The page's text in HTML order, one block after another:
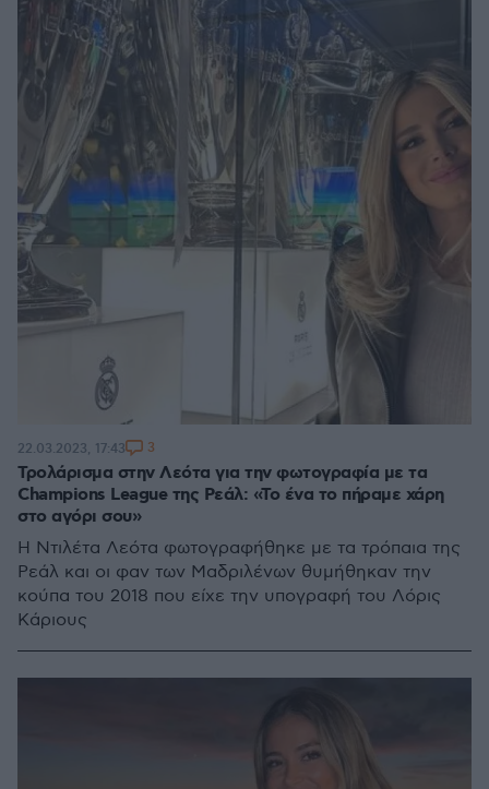
Τρολάρισμα στην Λεότα για την φωτογραφία με τα
Champions League της Ρεάλ: «Το ένα το πήραμε χάρη
στο αγόρι σου»
Η Ντιλέτα Λεότα φωτογραφήθηκε με τα τρόπαια της
Ρεάλ και οι φαν των Μαδριλένων θυμήθηκαν την
κούπα του 2018 που είχε την υπογραφή του Λόρις
Κάριους
22.03.2023, 17:43 3